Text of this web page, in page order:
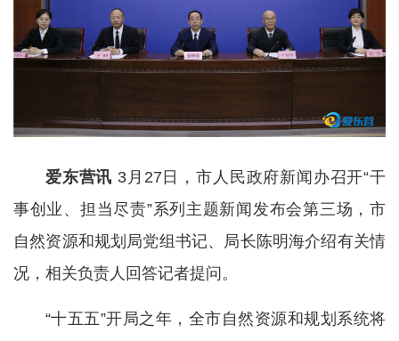
爱东营讯 3月27日，市人民政府新闻办召开“干
事创业、担当尽责”系列主题新闻发布会第三场，市
自然资源和规划局党组书记、局长陈明海介绍有关情
况，相关负责人回答记者提问。
“十五五”开局之年，全市自然资源和规划系统将